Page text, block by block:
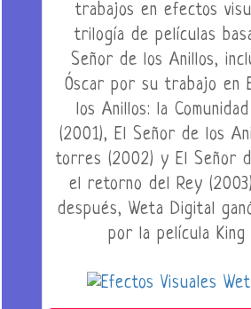
trabajos en efectos
trilogía de películas
Señor de los Anillos,
Óscar por su trabajo en
los Anillos: la
(2001), El Señor de los
torres (2002) y El Señor
el retorno del Rey
después, Weta Digital
por la película King